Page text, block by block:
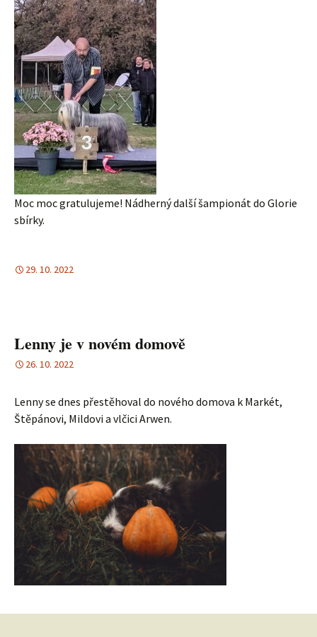
Moc moc gratulujeme! Nádherný další šampionát do Glorie
sbírky.
29. 10. 2022
Lenny je v novém domově
26. 10. 2022
Lenny se dnes přestěhoval do nového domova k Markét,
Štěpánovi, Mildovi a vlčici Arwen.